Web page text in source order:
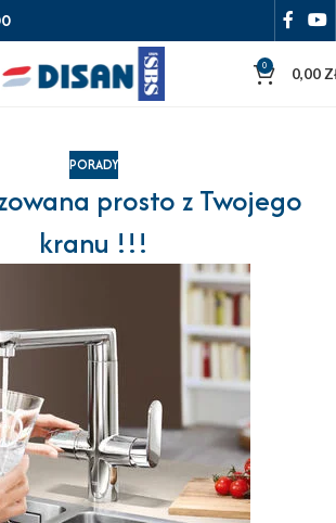
0 0,00
PORADY
prosto z Twojego
kranu !!!